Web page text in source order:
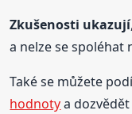
Zkušenosti ukazují
a nelze se spoléhat
Také se můžete
hodnotya